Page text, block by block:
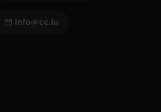
info@cc.lu